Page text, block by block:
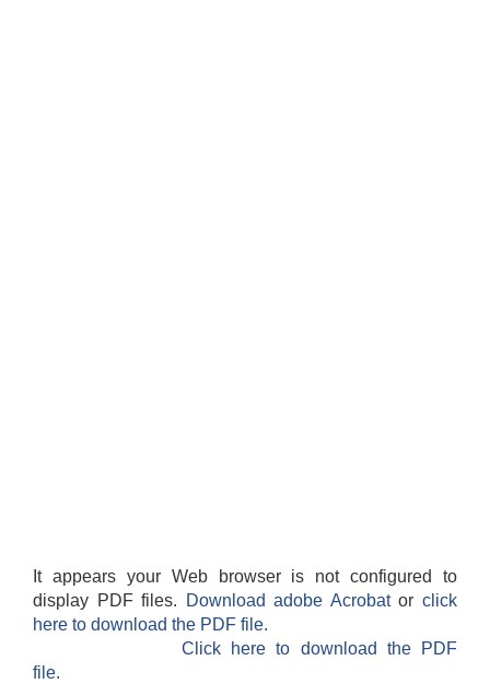
It appears your Web browser is not configured to
display PDF files.
Download adobe Acrobatorclick
here to download the PDF file.
Click here to download the PDF
file.